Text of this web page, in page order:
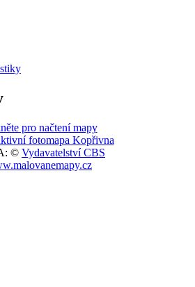
pro načtení mapy
© Vydavatelství CBS